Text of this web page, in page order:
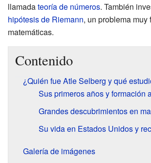
llamadateoría de números. También
hipótesis de Riemann, un problema muy
matemáticas.
Contenido
¿Quién fue Atle Selberg y qué
Sus primeros años y formación
Grandes descubrimientos en
Su vida en Estados Unidos y
Galería de imágenes